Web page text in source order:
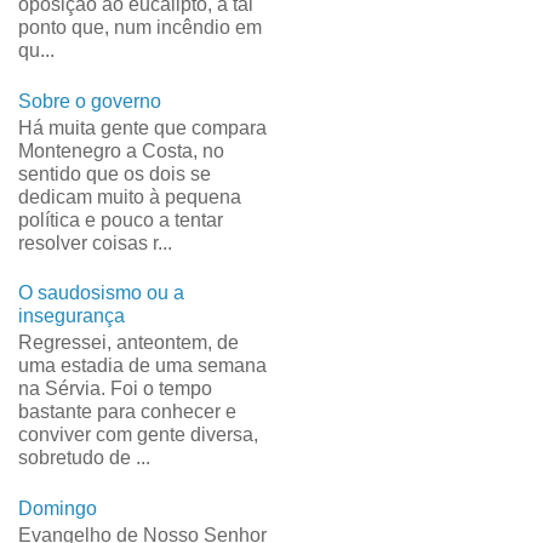
oposição ao eucalipto, a tal
ponto que, num incêndio em
qu...
Sobre o governo
Há muita gente que compara
Montenegro a Costa, no
sentido que os dois se
dedicam muito à pequena
política e pouco a tentar
resolver coisas r...
O saudosismo ou a
insegurança
Regressei, anteontem, de
uma estadia de uma semana
na Sérvia. Foi o tempo
bastante para conhecer e
conviver com gente diversa,
sobretudo de ...
Domingo
Evangelho de Nosso Senhor